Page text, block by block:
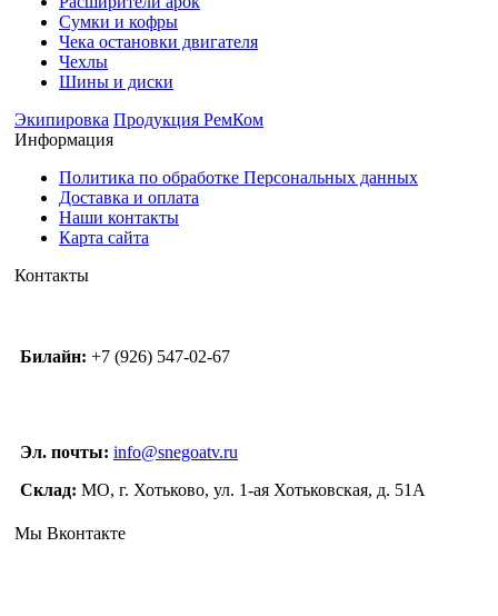
Сумки и кофры
Чека остановки двигателя
Чехлы
Шины и диски
Экипировка Продукция РемКом
Информация
Политика по обработке Персональных данных
Доставка и оплата
Наши контакты
Карта сайта
Контакты
Билайн: +7 (926) 547-02-67
Эл. почты: info@snegoatv.ru
Склад: МО, г. Хотьково, ул. 1-ая Хотьковская, д. 51А
Мы Вконтакте